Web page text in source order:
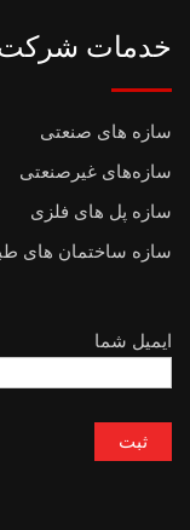
خدمات
سازه های صنعتی
سازه‌های غیرصنعتی
سازه پل های فلزی
سازه ساختمان های
ایمیل شما